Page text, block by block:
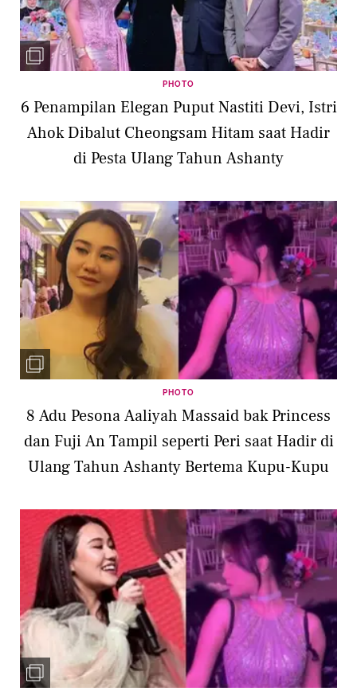
PHOTO
6 Penampilan Elegan Puput Nastiti Devi, Istri
Ahok Dibalut Cheongsam Hitam saat Hadir
di Pesta Ulang Tahun Ashanty
PHOTO
8 Adu Pesona Aaliyah Massaid bak Princess
dan Fuji An Tampil seperti Peri saat Hadir di
Ulang Tahun Ashanty Bertema Kupu-Kupu